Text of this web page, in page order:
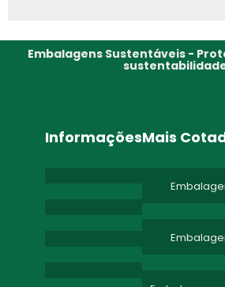
EMBALAGEM PRESENTES
Embalagens Sustentáveis -
InformaçõesMais